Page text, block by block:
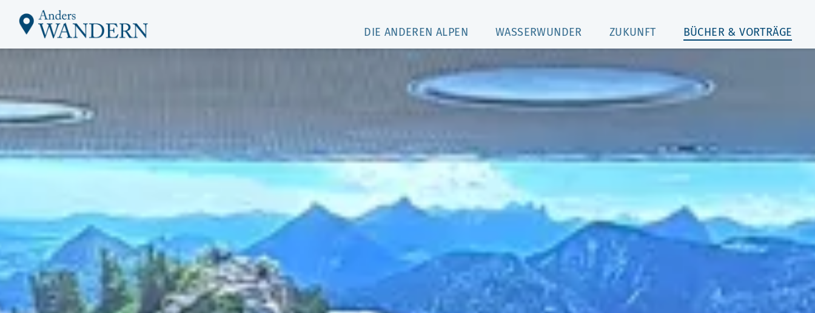
DIE ANDEREN ALPEN WASSERWUNDER ZUKUNFT BÜCHER & VORTRÄGE